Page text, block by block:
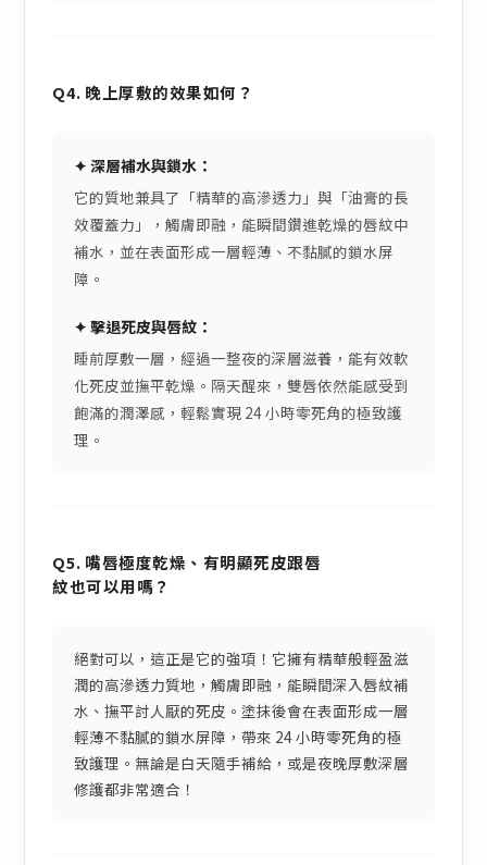
Q4. 晚上厚敷的效果如何？
✦ 深層補水與鎖水：
它的質地兼具了「精華的高滲透力」與「油膏的長
效覆蓋力」，觸膚即融，能瞬間鑽進乾燥的唇紋中
補水，並在表面形成一層輕薄、不黏膩的鎖水屏
障。
✦ 擊退死皮與唇紋：
睡前厚敷一層，經過一整夜的深層滋養，能有效軟
化死皮並撫平乾燥。隔天醒來，雙唇依然能感受到
飽滿的潤澤感，輕鬆實現 24 小時零死角的極致護
理。
Q5. 嘴唇極度乾燥、有明顯死皮跟唇
紋也可以用嗎？
絕對可以，這正是它的強項！它擁有精華般輕盈滋
潤的高滲透力質地，觸膚即融，能瞬間深入唇紋補
水、撫平討人厭的死皮。塗抹後會在表面形成一層
輕薄不黏膩的鎖水屏障，帶來 24 小時零死角的極
致護理。無論是白天隨手補給，或是夜晚厚敷深層
修護都非常適合！